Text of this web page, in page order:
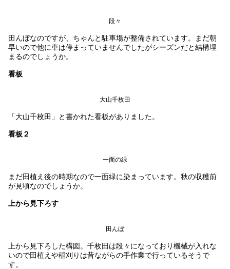
段々
田んぼなのですが、ちゃんと駐車場が整備されています。まだ朝
早いので他に車は停まっていませんでしたがシーズンだと結構埋
まるのでしょうか。
看板
大山千枚田
「大山千枚田」と書かれた看板がありました。
看板２
一面の緑
まだ田植え後の時期なので一面緑に染まっています。秋の収穫前
が見頃なのでしょうか。
上から見下ろす
田んぼ
上から見下ろした構図。千枚田は段々になっており機械が入れな
いので田植えや稲刈りは昔ながらの手作業で行っているそうで
す。